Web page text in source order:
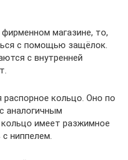
магазине, то,
с помощью защёлок.
с внутренней
распорное кольцо. Оно по
аналогичным
имеет разжимное
ниппелем.